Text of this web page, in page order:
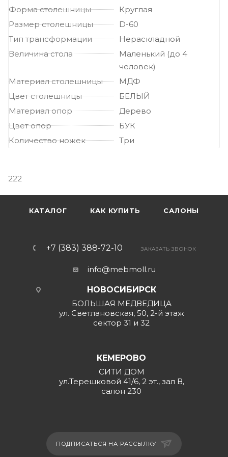
Форма столешницы
Круглая
Размер столешницы
D-60
Тип трансформации
Нераскладной
Величина стола
Маленький (до 4
человек)
Материал столешницы
МДФ
Цвет столешницы
БЕЛЫЙ
Материал опор
Дерево
Цвет опор
БУК
Количество ножек
Три
222
КАТАЛОГ КАК КУПИТЬ САЛОНЫ
+7 (383) 388-72-10 ЗАКАЗАТЬ ЗВОНОК
info@mebmoll.ru
НОВОСИБИРСК
БОЛЬШАЯ МЕДВЕДИЦА
ул. Светлановская, 50, 2-й этаж
сектор 31 и 32
КЕМЕРОВО
СИТИ ДОМ
ул.Терешковой 41/6, 2 эт., зал В,
салон 230
ПОДПИСАТЬСЯ НА РАССЫЛКУ